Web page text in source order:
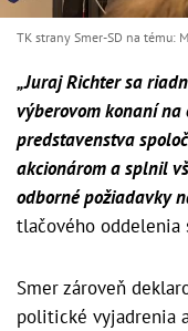
TK strany Smer-SD na tému:
„Juraj Richter sa
výberovom konaní
predstavenstva
akcionárom a splnil
odborné požiadavky
tlačového oddelenia
Smer zároveň
politické vyjadrenia